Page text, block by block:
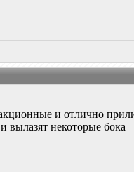
и отлично
вылазят некоторые бока